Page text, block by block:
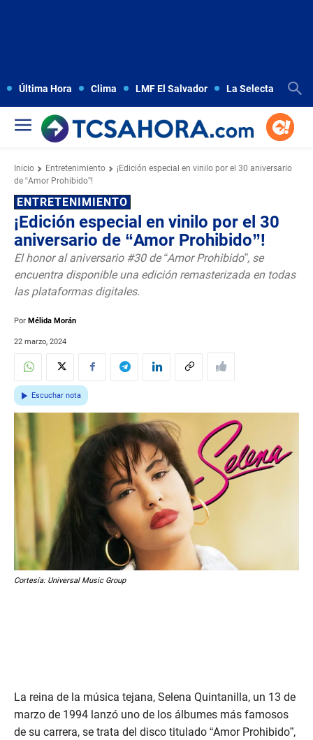
Última Hora Clima LMF El Salvador La Selecta
Inicio Entretenimiento
¡Edición especial en vinilo por el 30 aniversario
de “Amor Prohibido”!
ENTRETENIMIENTO
¡Edición especial en vinilo por el 30
aniversario de “Amor Prohibido”!
El honor al aniversario #30 de “Amor Prohibido”, se
encuentra disponible una edición remasterizada en todas
las plataformas digitales.
Por Mélida Morán
22 marzo, 2024
Escuchar nota
Cortesía: Universal Music Group
La reina de la música tejana, Selena Quintanilla, un 13 de
marzo de 1994 lanzó uno de los álbumes más famosos
de su carrera, se trata del disco titulado “Amor Prohibido”,